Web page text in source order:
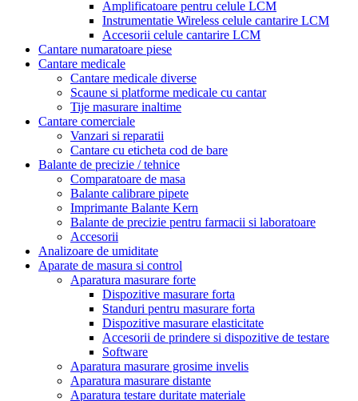
Amplificatoare pentru celule LCM
Instrumentatie Wireless celule cantarire LCM
Accesorii celule cantarire LCM
Cantare numaratoare piese
Cantare medicale
Cantare medicale diverse
Scaune si platforme medicale cu cantar
Tije masurare inaltime
Cantare comerciale
Vanzari si reparatii
Cantare cu eticheta cod de bare
Balante de precizie / tehnice
Comparatoare de masa
Balante calibrare pipete
Imprimante Balante Kern
Balante de precizie pentru farmacii si laboratoare
Accesorii
Analizoare de umiditate
Aparate de masura si control
Aparatura masurare forte
Dispozitive masurare forta
Standuri pentru masurare forta
Dispozitive masurare elasticitate
Accesorii de prindere si dispozitive de testare
Software
Aparatura masurare grosime invelis
Aparatura masurare distante
Aparatura testare duritate materiale